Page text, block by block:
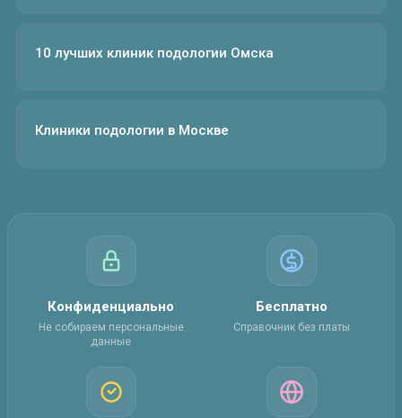
10 лучших клиник подологии Омска
Клиники подологии в Москве
Конфиденциально
Не собираем персональные
данные
Бесплатно
Справочник без платы